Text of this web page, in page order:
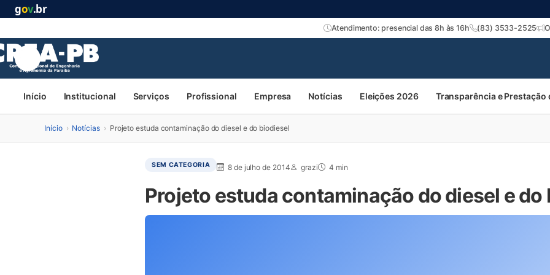
gov.br
Atendimento: presencial das 8h às 16h (83) 3533-2525
Início Institucional Serviços Profissional Empresa Notícias Eleições 2026 Transparência e Prestação
Início › Notícias › Projeto estuda contaminação do diesel e do biodiesel
SEM CATEGORIA 8 de julho de 2014 grazi 4 min
Projeto estuda contaminação do diesel e do